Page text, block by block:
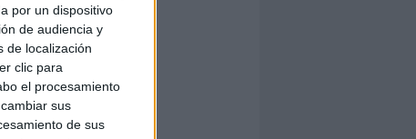
por un dispositivo
de audiencia y
de localización
clic para
el procesamiento
sus
de sus